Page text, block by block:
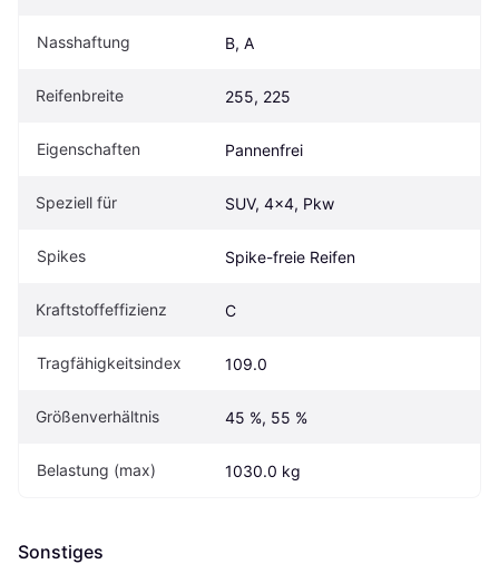
Nasshaftung B, A
Reifenbreite 255, 225
Eigen­schaften Pannenfrei
Speziell für SUV, 4x4, Pkw
Spikes Spike-freie Reifen
Kraftstoffeffizienz C
Tragfähigkeitsindex 109.0
Größenverhältnis 45 %, 55 %
Belastung (max) 1030.0 kg
Sonstiges